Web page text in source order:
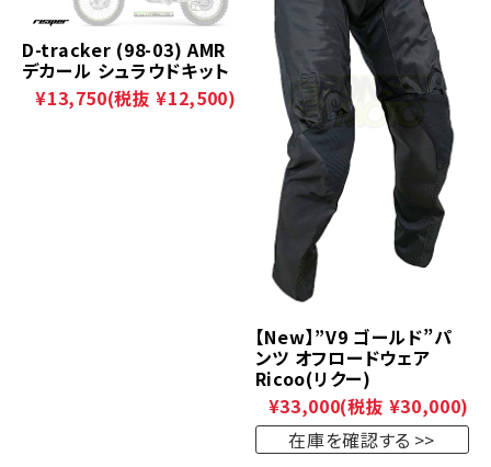
D-tracker (98-03) AMR
デカール シュラウドキット
¥13,750(税抜 ¥12,500)
【New】”V9 ゴールド”パ
ンツ オフロードウェア
Ricoo(リクー)
¥33,000(税抜 ¥30,000)
在庫を確認する